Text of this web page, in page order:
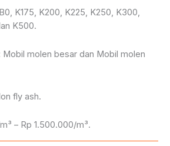
K175, K200, K225, K250, K300,
K500.
molen besar dan Mobil molen
fly ash.
– Rp 1.500.000/m³.